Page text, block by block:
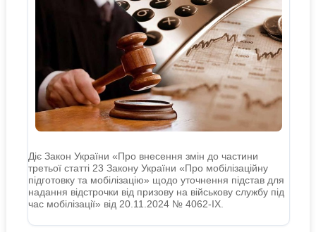
Діє Закон України «Про внесення змін до частини
третьої статті 23 Закону України «Про мобілізаційну
підготовку та мобілізацію» щодо уточнення підстав для
надання відстрочки від призову на військову службу під
час мобілізації» від 20.11.2024 № 4062-IX.